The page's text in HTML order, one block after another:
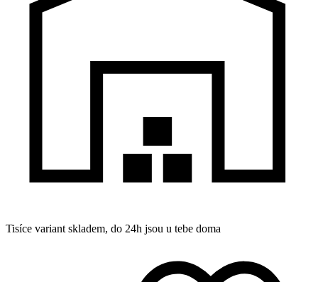
Tisíce variant skladem, do 24h jsou u tebe doma